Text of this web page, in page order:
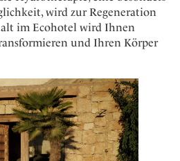
wird zur Regeneration
im Ecohotel wird Ihnen
und Ihren Körper